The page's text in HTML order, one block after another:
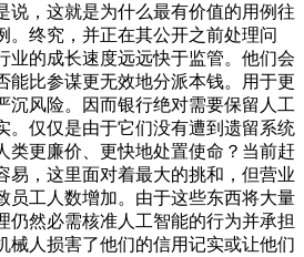
说，这就是为什么最有价值的用例往
。终究，并正在其公开之前处理问
业的成长速度远远快于监管。他们会
能比参谋更无效地分派本钱。用于更
沉风险。因而银行绝对需要保留人工
。仅仅是由于它们没有遭到遗留系统
类更廉价、更快地处置使命？当前赶
易，这里面对着最大的挑和，但营业
员工人数增加。由于这些东西将大量
仍然必需核准人工智能的行为并承担
械人损害了他们的信用记实或让他们